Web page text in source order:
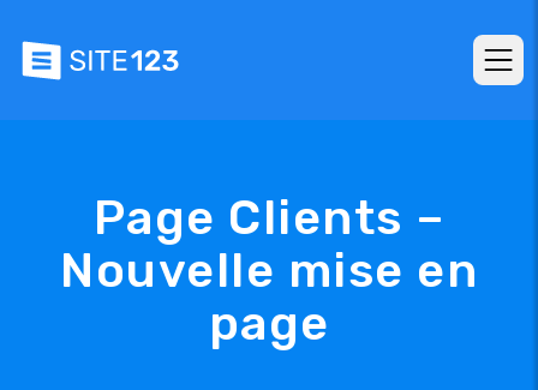
Page Clients –
Nouvelle mise en
page